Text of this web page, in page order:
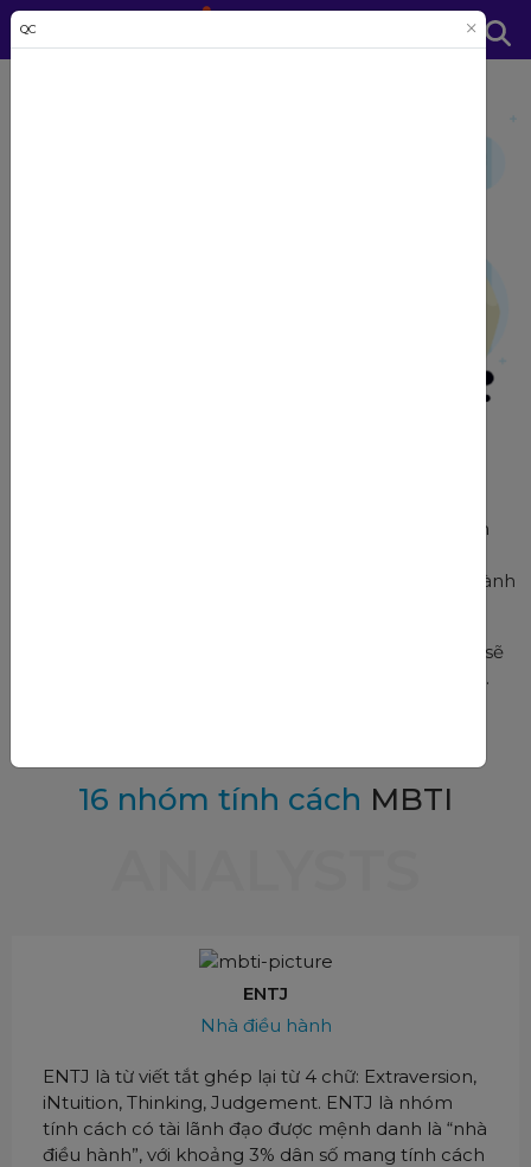
Rất nhiều thí sinh trong ngưỡng điểm 17 đến 20 thậm
tuyển vẫn còn đang loay hoay chưa biết lựa chọn ngành
Thông qua các bài trắc nghiệm tính cách MBTI, bạn sẽ
thực sự làm được điều đó một cách vô cùng dễ dàng.
16 nhóm tính cách MBTI
ENTJ
Nhà điều hành
ENTJ là từ viết tắt ghép lại từ 4 chữ: Extraversion,
iNtuition, Thinking, Judgement. ENTJ là nhóm
tính cách có tài lãnh đạo được mệnh danh là “nhà
điều hành”, với khoảng 3% dân số mang tính cách
QC